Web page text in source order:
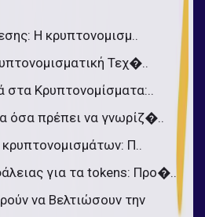
Η κρυπτονομισμ..
Τεχ�..
Κρυπτονομίσματα:..
όσα πρέπει να γνωρίζ�..
Π..
για τα tokens: Προ�..
να Βελτιώσουν την